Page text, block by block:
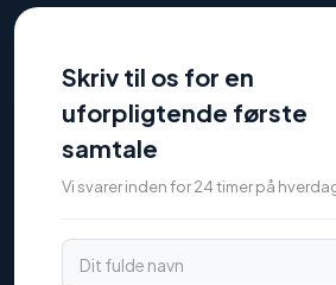
Skriv til os for en
uforpligtende første
samtale
Vi svarer inden for 24 timer på
Dit fulde navn